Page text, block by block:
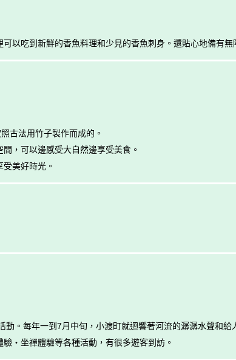
以吃到新鮮的香魚料理和少見的香魚刺身。還貼心地備有
古法用竹子製作而成的。
，可以邊感受大自然邊享受美食。
美好時光。
動。每年一到7月中旬，小渡町就迴響著河流的潺潺水聲和
・坐禪體驗等各種活動，有很多遊客到訪。